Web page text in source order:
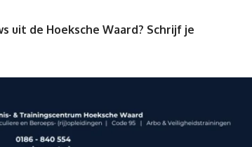
uit de Hoeksche Waard? Schrijf je